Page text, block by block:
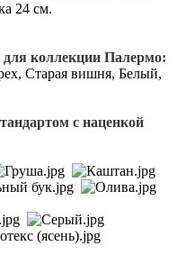
24 см.
для коллекции Палермо:
Старая вишня, Белый,
с наценкой